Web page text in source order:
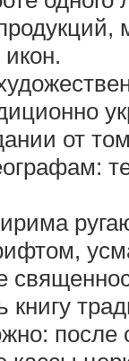
от
книгу
после